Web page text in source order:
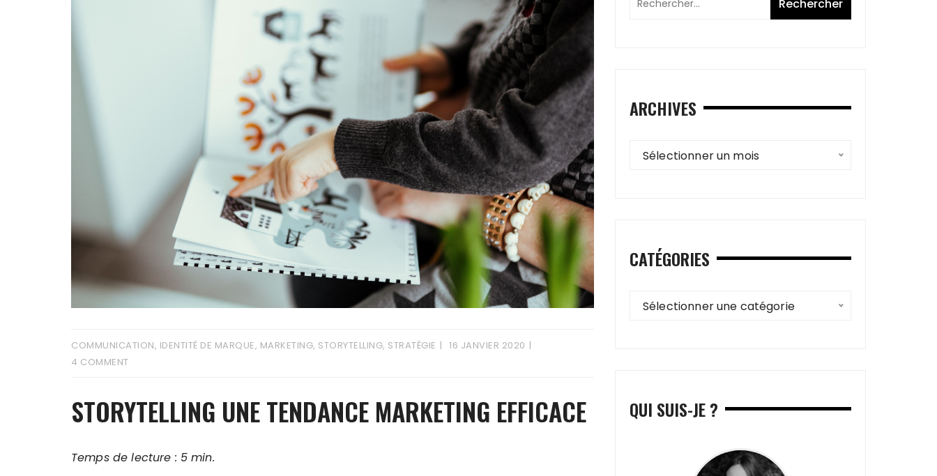
COMMUNICATION, IDENTITÉ DE MARQUE, MARKETING, STORYTELLING, STRATÉGIE
16 JANVIER 2020
4 COMMENT
STORYTELLING UNE TENDANCE MARKETING EFFICACE
Temps de lecture : 5 min.
ARCHIVES
Archives
Sélectionner un mois
CATÉGORIES
Catégories
Sélectionner une catégorie
QUI SUIS-JE ?